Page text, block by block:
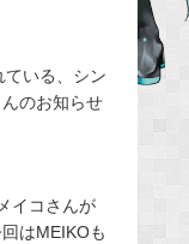
いる、シン
のお知らせ
イコさんが
はMEIKOも